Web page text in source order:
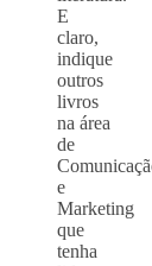
E
claro,
indique
outros
livros
na área
de
e
Marketing
que
tenha